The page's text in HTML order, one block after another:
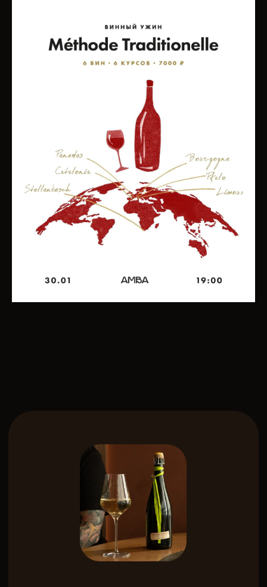
Купить билет
Свяжемся с вами сразу после
получения заявки и уточним
Я согласен на обработку
персональных данных
в соответствии сПолитикой
в отношении обработки
персональных данных
Я принимаю условия
Пользовательского соглашения